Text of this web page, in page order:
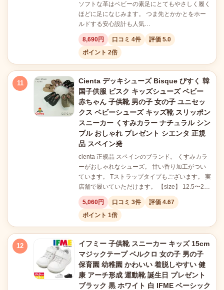
ソフトな革はベビーの素足にとてもやさしく履く
ほどに足になじみます。 つま先とかかとをホー
ルドする安心設計も人気…
8,690円 口コミ 4件
評価 5.0
ポイント 2倍
11
Cienta デッキシューズ Bisque びすく 韓
国子供服 ビスク キッズシューズ ベビー
赤ちゃん 子供靴 男の子 女の子 ユニセッ
クス ベビーシューズ キッズ靴 スリッポン
スニーカー くすみカラー ナチュラル シン
プル おしゃれ プレゼント シエンタ 正規
品 スペイン発
cienta 正規品 スペインのブランド。 くすみカラ
ーがおしゃれなシューズ。 甘い香り加工がつい
ています。 Tストラップタイプもございます。 実
店舗で履いていただけます。 【size】 12.5〜2…
5,060円 口コミ 3件
評価 4.67
ポイント 1倍
12
イフミー 子供靴 スニーカー キッズ 15cm
マジックテープ ベルクロ 女の子 男の子
保育園 幼稚園 かわいい 着脱しやすい 健
康 アーチ形成 運動靴 誕生日 プレゼント
ブラック 黒 ホワイト 白 IFME ベーシック